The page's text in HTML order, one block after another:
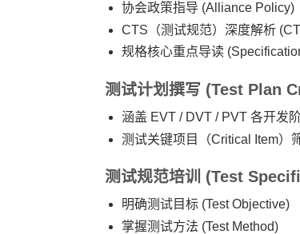
协会政策指导 (Alliance Policy)
CTS（测试规范）深度解析
规格核心重点导读
测试计划撰写 (Test Plan
涵盖 EVT / DVT / PVT 各开发
测试关键项目（Critical Item）
测试规范培训 (Test
明确测试目标 (Test Objective)
掌握测试方法 (Test Method)